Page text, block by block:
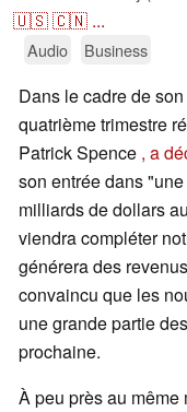
🇺🇸🇨🇳 ...
Audio Business
Dans le cadre de
quatrième trimestre
Patrick Spence , a
son entrée dans
milliards de dollars
viendra compléter
générera des
convaincu que les
une grande partie
prochaine.
À peu près au même